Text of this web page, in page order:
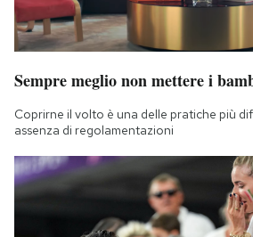
Sempre meglio non mettere i
Coprirne il volto è una delle pratiche più
assenza di regolamentazioni